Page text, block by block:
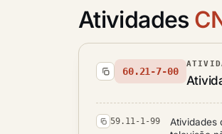
Atividades
60.21-7-00
59.11-1-99
Atividades